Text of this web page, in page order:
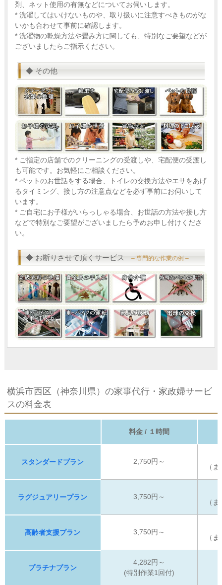
剤、ネット使用の有無などについてお伺いします。
* 洗濯してはいけないものや、取り扱いに注意すべきものがな
いかも合わせて事前に確認します。
* 洗濯物の乾燥方法や畳み方に関しても、特別なご要望などが
ございましたらご指示ください。
◆ その他
* ご指定の店舗でのクリーニングの受渡しや、宅配便の受渡し
も可能です。お気軽にご相談ください。
* ペットのお世話をする場合、トイレの交換方法やエサをあげ
るタイミング、接し方の注意点などを必ず事前にお伺いして
います。
* ご自宅にお子様がいらっしゃる場合、お世話の方法や接し方
などで特別なご要望がございましたら予めお申し付けくださ
い。
◆ お断りさせて頂くサービス – 専門的な作業の例 –
横浜市西区（神奈川県）の家事代行・家政婦サービ
スの料金表
料金 / １時間
スタンダードプラン 2,750円～
（
ラグジュアリープラン 3,750円～
（
高齢者支援プラン 3,750円～
（
プラチナプラン
4,282円～
(特別作業1回付)